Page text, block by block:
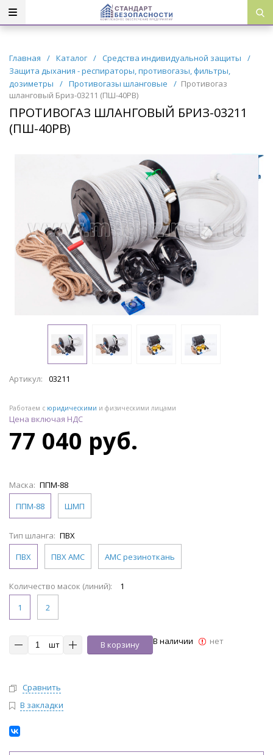
Главная / Каталог / Средства индивидуальной защиты
/
Защита дыхания - респираторы, противогазы, фильтры,
дозиметры
/ Противогазы шланговые / Противогаз
шланговый Бриз-03211 (ПШ-40РВ)
ПРОТИВОГАЗ ШЛАНГОВЫЙ БРИЗ-03211
(ПШ-40РВ)
Артикул: 03211
Работаем с юридическими и физическими лицами
Цена включая НДС
77 040 руб.
Маска: ППМ-88
ППМ-88
ШМП
Тип шланга: ПВХ
ПВХ
ПВХ АМС АМС резиноткань
Количество масок (линий):
1
1
2
шт В корзину В наличии нет
Сравнить
В закладки